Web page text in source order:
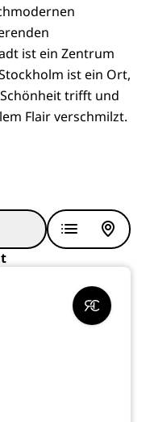
ist ein Zentrum
ist ein Ort,
trifft und
Flair verschmilzt.